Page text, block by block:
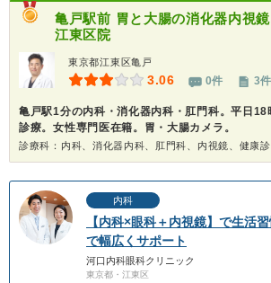
亀戸駅前 胃と大腸の消化器内視
江東区院
東京都江東区亀戸
3.06 0件 3件
亀戸駅1分の内科・消化器内科・肛門科。平日18
診療。女性専門医在籍。胃・大腸カメラ。
診療科：内科、消化器内科、肛門科、内視鏡、健康
内科
【内科×眼科＋内視鏡】で生活
で幅広くサポート
河口内科眼科クリニック
東京都・江東区